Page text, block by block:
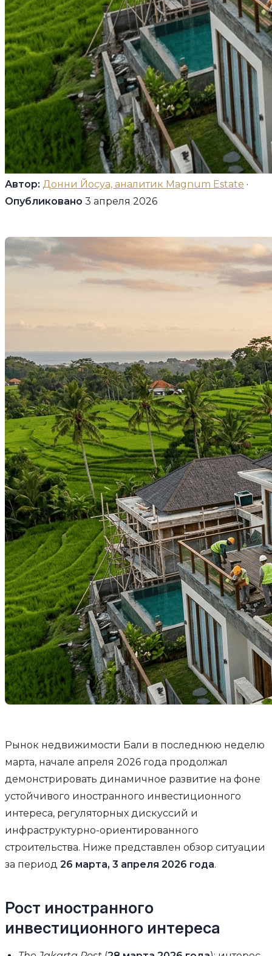
Автор: Донни Йосуа, аналитик Magnum Estate ·
Опубликовано 3 апреля 2026
Рынок недвижимости Бали в последнюю неделю
марта, начале апреля 2026 года продолжал
демонстрировать динамичное развитие на фоне
устойчивого иностранного инвестиционного
интереса, регуляторных дискуссий и
инфраструктурно-ориентированного
строительства. Ниже представлен обзор ситуации
за период 26 марта, 3 апреля 2026 года.
Рост иностранного
инвестиционного интереса